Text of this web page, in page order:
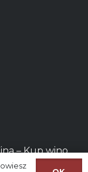
– Kupwino
Kielce